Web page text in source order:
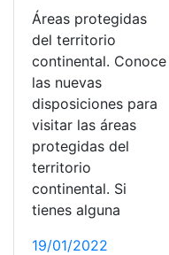
Áreas protegidas
del territorio
continental. Conoce
las nuevas
disposiciones para
visitar las áreas
protegidas del
territorio
continental. Si
tienes alguna
19/01/2022